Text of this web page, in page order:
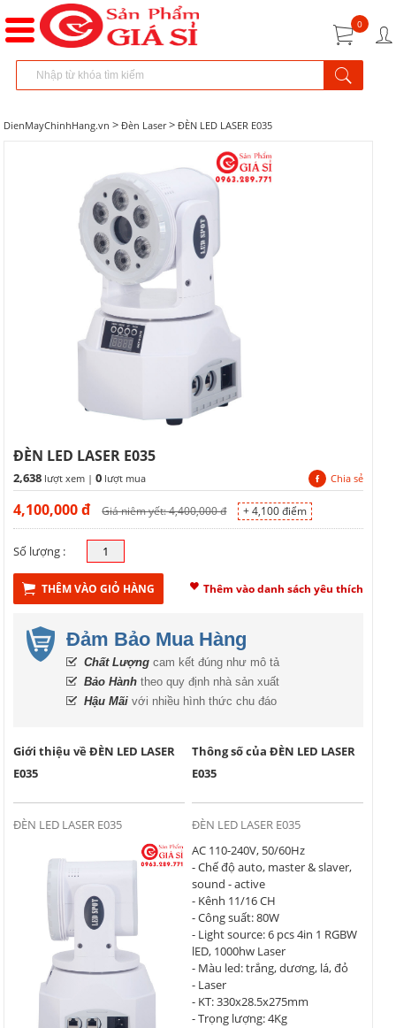
0
DienMayChinhHang.vn > Đèn Laser> ĐÈN LED LASER E035
ĐÈN LED LASER E035
2,638 lượt xem |0 lượt mua Chia sẻ
4,100,000đ Giá niêm yết: 4,400,000 đ + 4,100 điểm
Số lượng :
THÊM VÀO GIỎ HÀNG Thêm vào danh sách yêu thích
Đảm Bảo Mua Hàng
Chất Lượng cam kết đúng như mô tả
Bảo Hành theo quy định nhà sản xuất
Hậu Mãi với nhiều hình thức chu đáo
Giới thiệu về ĐÈN LED LASER
E035
ĐÈN LED LASER E035
Thông số của ĐÈN LED LASER
E035
ĐÈN LED LASER E035
AC 110-240V, 50/60Hz
- Chế độ auto, master & slaver,
sound - active
- Kênh 11/16 CH
- Công suất: 80W
- Light source: 6 pcs 4in 1 RGBW
lED, 1000hw Laser
- Màu led: trắng, dương, lá, đỏ
- Laser
- KT: 330x28.5x275mm
- Trọng lượng: 4Kg